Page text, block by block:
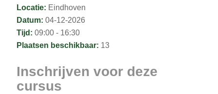
Locatie: Eindhoven
Datum: 04-12-2026
Tijd: 09:00 - 16:30
Plaatsen beschikbaar: 13
Inschrijven voor deze
cursus